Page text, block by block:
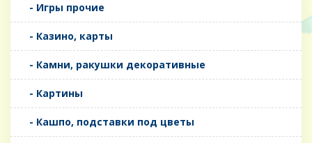
- Игры прочие
- Казино, карты
- Камни, ракушки декоративные
- Картины
- Кашпо, подставки под цветы